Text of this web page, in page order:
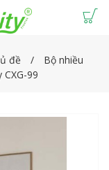
đề
Bộ nhiều
99